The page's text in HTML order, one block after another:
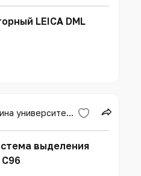
LEICA DML
«Қарағанды медицина университеті» КЕАҚ
выделения